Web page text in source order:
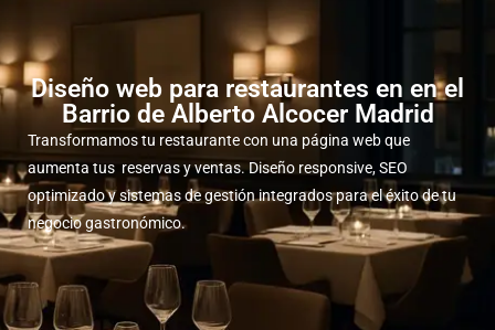
Diseño web para restaurantes en en el
Barrio de Alberto Alcocer Madrid
Transformamos tu restaurante con una página web que
aumenta tus reservas y ventas. Diseño responsive, SEO
optimizado y sistemas de gestión integrados para el éxito de tu
negocio gastronómico.